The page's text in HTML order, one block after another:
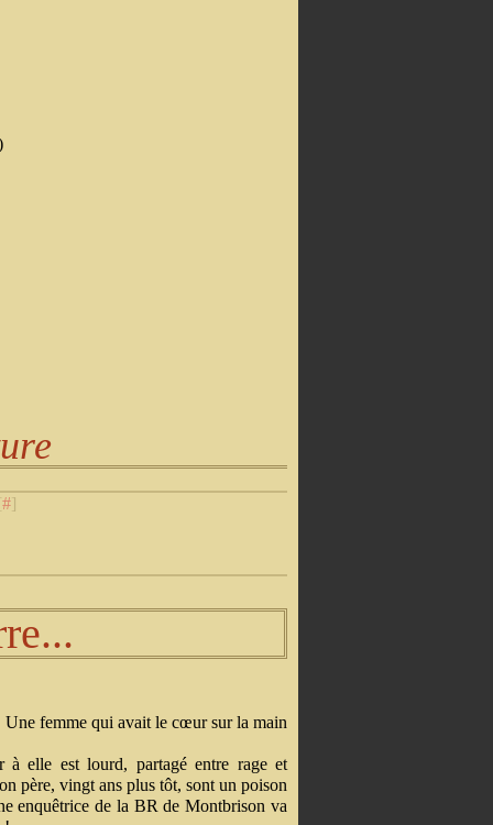
#]
femme qui avait le cœur sur la main
à elle est lourd, partagé entre rage et
père, vingt ans plus tôt, sont un poison
enquêtrice de la BR de Montbrison va